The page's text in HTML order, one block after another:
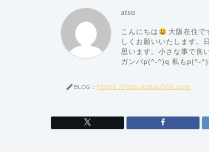
atsu
こんにちは
大阪在住で
しくお願いいたします。
思います。小さな事で良
ガンバp(^-^)q 私もp(^-
BLOG： https://atsutatsu168.com